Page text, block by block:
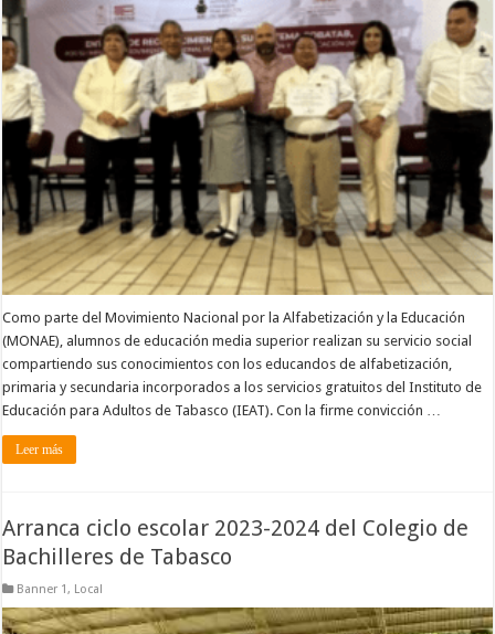
Como parte del Movimiento Nacional por la Alfabetización y la Educación
(MONAE), alumnos de educación media superior realizan su servicio social
compartiendo sus conocimientos con los educandos de alfabetización,
primaria y secundaria incorporados a los servicios gratuitos del Instituto de
Educación para Adultos de Tabasco (IEAT). Con la firme convicción …
Leer más
Arranca ciclo escolar 2023-2024 del Colegio de
Bachilleres de Tabasco
Banner 1, Local